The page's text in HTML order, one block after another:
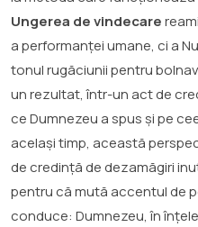
Ungerea de vindecare
a performanței umane, ci a
tonul rugăciunii pentru
un rezultat, într-un act de
ce Dumnezeu a spus și pe
același timp, această
de credință de dezamăgiri
pentru că mută accentul de
conduce: Dumnezeu, în